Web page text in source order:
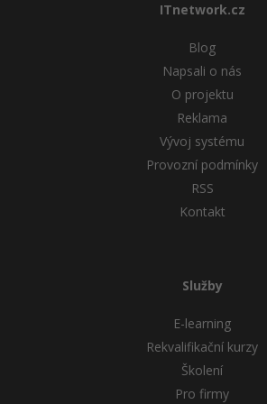
ITnetwork.cz
Blog
Napsali o nás
O projektu
Reklama
Vývoj systému
Provozní podmínky
RSS
Kontakt
Služby
E-learning
Rekvalifikační kurzy
Školení
Pro firmy